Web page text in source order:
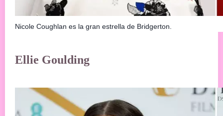
Nicole Coughlan es la gran estrella de Bridgerton.
Ellie Goulding